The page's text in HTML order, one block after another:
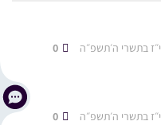
י״ז בתשרי ה׳תשפ״ה
י״ז בתשרי ה׳תשפ״ה